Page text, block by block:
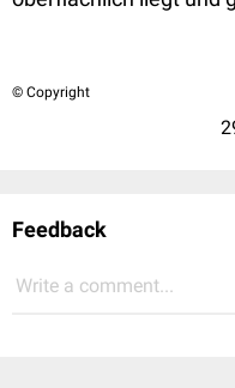
© Copyright
Feedback
Write a comment...